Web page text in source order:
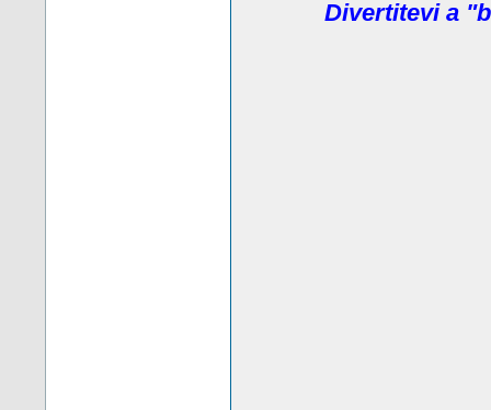
Divertitevi a